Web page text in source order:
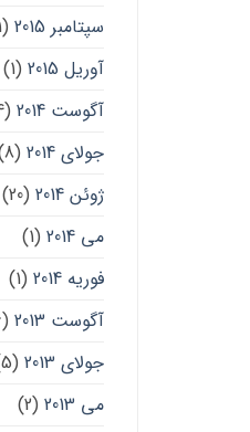
سپتامبر 2015
(1)
آوریل 2015
(1)
آگوست 2014
(4)
جولای 2014
(8)
ژوئن 2014
(20)
می 2014
(1)
فوریه 2014
(1)
آگوست 2013
(6)
جولای 2013
(5)
می 2013
(2)